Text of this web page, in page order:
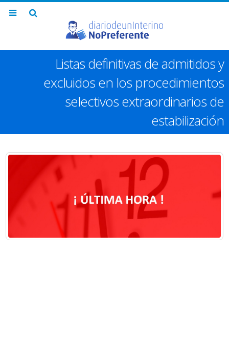
Listas definitivas de admitidos y
excluidos en los procedimientos
selectivos extraordinarios de
estabilización